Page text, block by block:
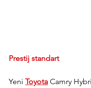
Prestij standart
Yeni Toyota Camry